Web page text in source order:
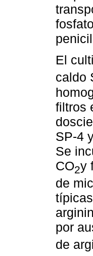
El
caldo
filtros
SP-4
Se
CO2y
de
por
de